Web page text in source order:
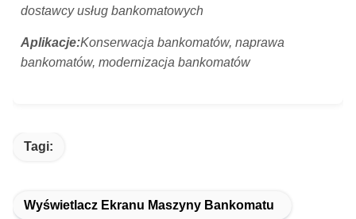
dostawcy usług bankomatowych
Aplikacje:Konserwacja bankomatów, naprawa
bankomatów, modernizacja bankomatów
Tagi:
Wyświetlacz Ekranu Maszyny Bankomatu